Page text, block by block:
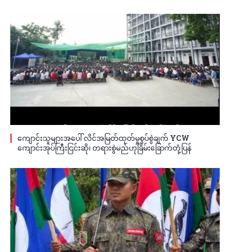
ကျောင်းသူများအပေါ် လိင်အမြတ်ထုတ်မှုစွပ်စွဲချက် YCW
ကျောင်းအုပ်ကြီးငြင်းဆို၊ တရားစွဲမည်ဟုခြိမ်းခြောက်တုံ့ပြန်